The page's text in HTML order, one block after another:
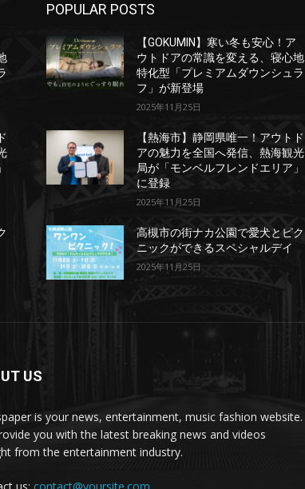
POPULAR POSTS
【GOKUMIN】寒い冬も安心！ア
ウトドアの常識を変える、寝心地
特化型「プレミアムダウンシュラ
フ」が新登場
2025年11月25日
【熱海市】静岡県唯一！アウトド
アの魅力を全国へ発信、熱海観光
局が「モンベルフレンドエリア」
に登録
2025年11月25日
高槻市の街ナカ公園で愛犬とピク
ニックができるスペシャルデイ
2025年11月25日
US
is your news, entertainment, music fashion website.
you with the latest breaking news and videos
from the entertainment industry.